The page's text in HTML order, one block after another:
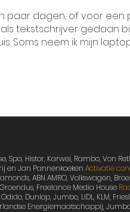
paar dagen, of voor een
tekstschrijver gedaan bij
Soms neem ik mijn
Spa, Histor, Karwei, Rambo, Von
en Jan Pannenkoeken Activatie
ABN AMRO, Volkswagen,
Freelance Media House
Dunlop, Jumbo, LIDL, KLM,
Energiemaatschappij,